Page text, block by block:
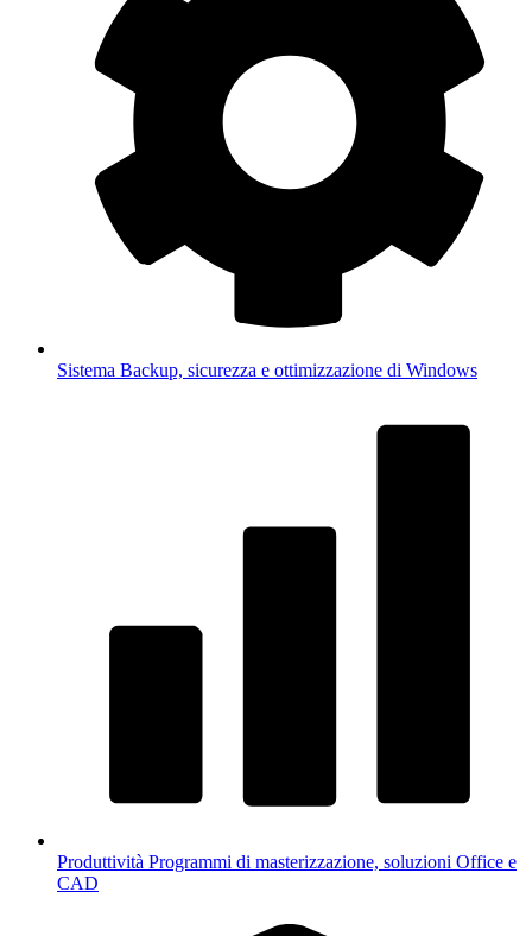
Sistema Backup, sicurezza e ottimizzazione di Windows
Produttività Programmi di masterizzazione, soluzioni Office e
CAD